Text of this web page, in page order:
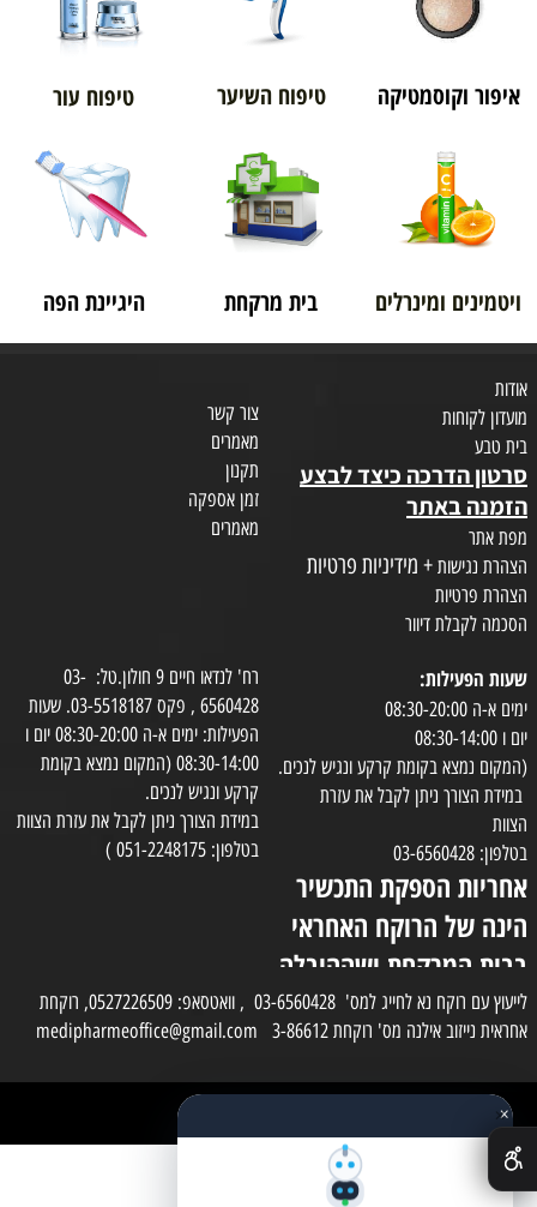
איפור וקוסמטיקה טיפוח השיער טיפוח עור
ויטמינים ומינרלים בית מרקחת היגיינת הפה
אודות
מועדון לקוחות
בית טבע
סרטון הדרכה כיצד לבצע
הזמנה באתר
מפת אתר
הצהרת נגישות + מידיניות פרטיות
הצהרת פרטיות
הסכמה לקבלת דיוור
צור קשר
מאמרים
תקנון
זמן אספקה
מאמרים
שעות הפעילות:
ימים א-ה 08:30-20:00
יום ו 08:30-14:00
(המקום נמצא בקומת קרקע ונגיש לנכים.
במידת הצורך ניתן לקבל את עזרת
הצוות
בטלפון: 03-6560428
אחריות הספקת התכשיר
הינה של הרוקח האחראי
בבית המרקחת ושההובלה
בפועל תעשה בעזרת
השליח
רח' לנדאו חיים 9 חולון.טל: 03-
6560428 , פקס 03-5518187. שעות
הפעילות: ימים א-ה 08:30-20:00 יום ו
08:30-14:00 (המקום נמצא בקומת
קרקע ונגיש לנכים.
במידת הצורך ניתן לקבל את עזרת הצוות
בטלפון: 051-2248175 )
לייעוץ עם רוקח נא לחייג למס' 03-6560428 , וואטסאפ: 0527226509, רוקחת
אחראית נייזוב אילנה מס' רוקחת 3-86612 medipharmeoffice@gmail.com
✕×